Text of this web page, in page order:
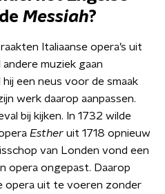
Messiah?
Italiaanse opera’s uit
muziek gaan
een neus voor de smaak
werk daarop aanpassen.
bij kijken. In 1732 wilde
Esther uit 1718 opnieuw
van Londen vond een
opera ongepast. Daarop
opera uit te voeren zonder